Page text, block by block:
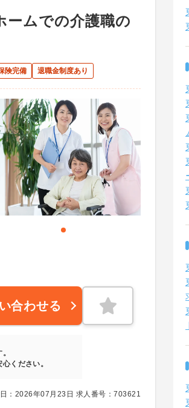
ームでの介護職の
険完備 退職金制度あり
合わせる
ください。
：2026年07月23日 求人番号：703621